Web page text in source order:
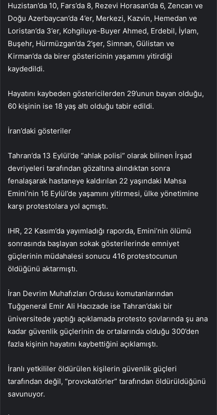
Huzistan’da 10, Fars’da 8, Rezevi Horasan’da 6, Zencan ve
Doğu Azerbaycan’da 4’er, Merkezi, Kazvin, Hemedan ve
Loristan’da 3’er, Kohgiluye-Buyer Ahmed, Erdebil, İylam,
Buşehr, Hürmüzgan’da 2’şer, Simnan, Gülistan ve
Kirman’da da birer göstericinin yaşamını yitirdiği
kaydedildi.
Hayatını kaybeden göstericilerden 29’unun bayan olduğu,
60 kişinin ise 18 yaş altı olduğu tabir edildi.
İran’daki gösteriler
Tahran’da 13 Eylül’de “ahlak polisi” olarak bilinen İrşad
devriyeleri tarafından gözaltına alındıktan sonra
fenalaşarak hastaneye kaldırılan 22 yaşındaki Mahsa
Emini’nin 16 Eylül’de yaşamını yitirmesi, ülke yönetimine
karşı protestolara yol açmıştı.
IHR, 22 Kasım’da yayımladığı raporda, Emini’nin ölümü
sonrasında başlayan sokak gösterilerinde emniyet
güçlerinin müdahalesi sonucu 416 protestocunun
öldüğünü aktarmıştı.
İran Devrim Muhafızları Ordusu komutanlarından
Tuğgeneral Emir Ali Hacızade ise Tahran’daki bir
üniversitede yaptığı açıklamada protesto şovlarında şu ana
kadar güvenlik güçlerinin de ortalarında olduğu 300’den
fazla kişinin hayatını kaybettiğini açıklamıştı.
İranlı yetkililer öldürülen kişilerin güvenlik güçleri
tarafından değil, “provokatörler” tarafından öldürüldüğünü
savunuyor.